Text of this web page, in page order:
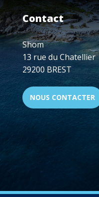
Contact
Shom
13 rue du Chatellier
29200 BREST
NOUS CONTACTER